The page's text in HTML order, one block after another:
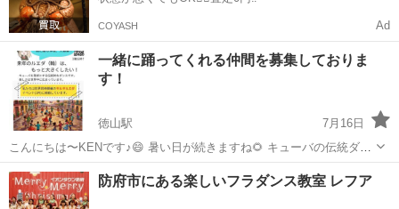
COYASH Ad
一緒に踊ってくれる仲間を募集しておりま
す！
徳山駅
7月16日
こんにちは〜KENです♪😄 暑い日が続きますね🌻 キューバの伝統ダン
ス、ルエダというグループダンスを練習しております🏝️🏝️🏝️ 今年、
初めて世界同時開催のイベントに参加しました。↓世界各国の様子もご
覧いただけます。 ht...
山口 周南市 徳山駅 ダンス
防府市にある楽しいフラダンス教室 レフア